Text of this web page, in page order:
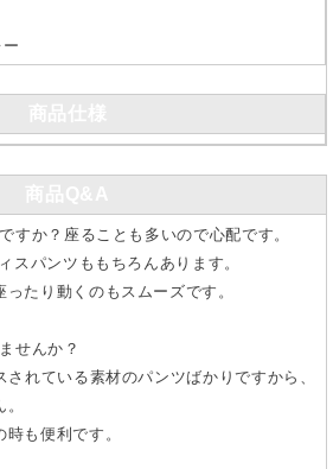
すか？座ることも多いので心配です。
スパンツももちろんあります。
たり動くのもスムーズです。
せんか？
れている素材のパンツばかりですから、
も便利です。